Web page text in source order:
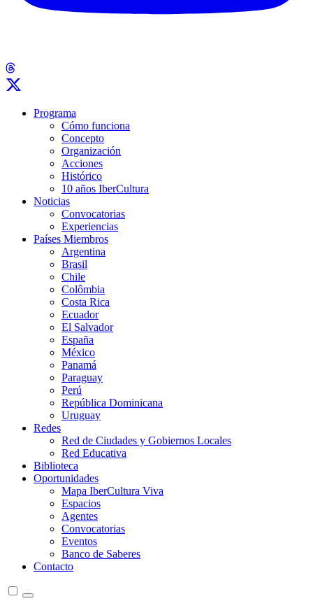
Programa
Cómo funciona
Concepto
Organización
Acciones
Histórico
10 años IberCultura
Noticias
Convocatorias
Experiencias
Países Miembros
Argentina
Brasil
Chile
Colômbia
Costa Rica
Ecuador
El Salvador
España
México
Panamá
Paraguay
Perú
República Dominicana
Uruguay
Redes
Red de Ciudades y Gobiernos Locales
Red Educativa
Biblioteca
Oportunidades
Mapa IberCultura Viva
Espacios
Agentes
Convocatorias
Eventos
Banco de Saberes
Contacto